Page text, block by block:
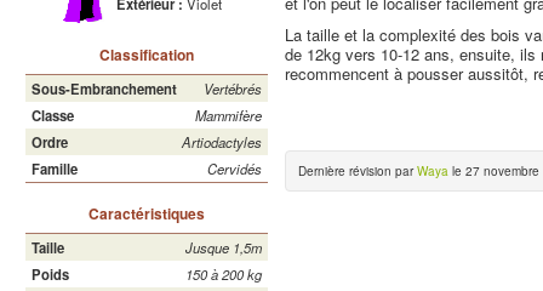
Classification
Sous-Embranchement
Vertébrés
Classe
Mammifère
Ordre
Artiodactyles
Famille
Cervidés
Caractéristiques
Taille
Jusque 1,5m
Poids
150 à 200 kg
La taille et la complexité des bois
de 12kg vers 10-12 ans, ensuite,
recommencent à pousser aussitôt,
Dernière révision parWaya le 27 novembre